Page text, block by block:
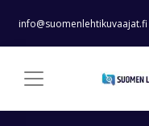
info@suomenlehtikuvaajat.fi